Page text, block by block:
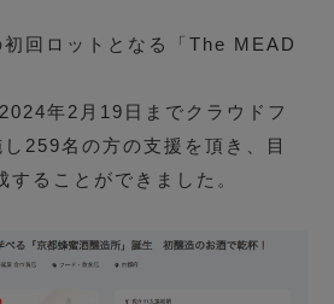
回ロットとなる「The MEAD
年2月19日までクラウドフ
259名の方の支援を頂き、目
することができました。